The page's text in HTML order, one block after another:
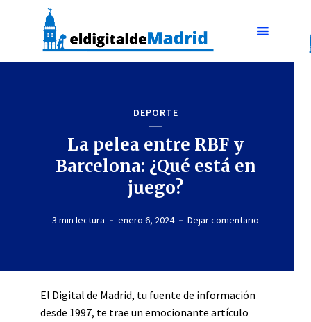
DEPORTE
La pelea entre RBF y
Barcelona: ¿Qué está en
juego?
3 min lectura enero 6, 2024 Dejar comentario
El Digital de Madrid, tu fuente de información
desde 1997, te trae un emocionante artículo